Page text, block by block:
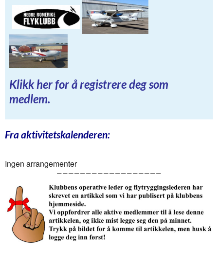
Klikk her for å registrere deg som
medlem.
Fra aktivitetskalenderen:
Ingen arrangementer
——————————————————